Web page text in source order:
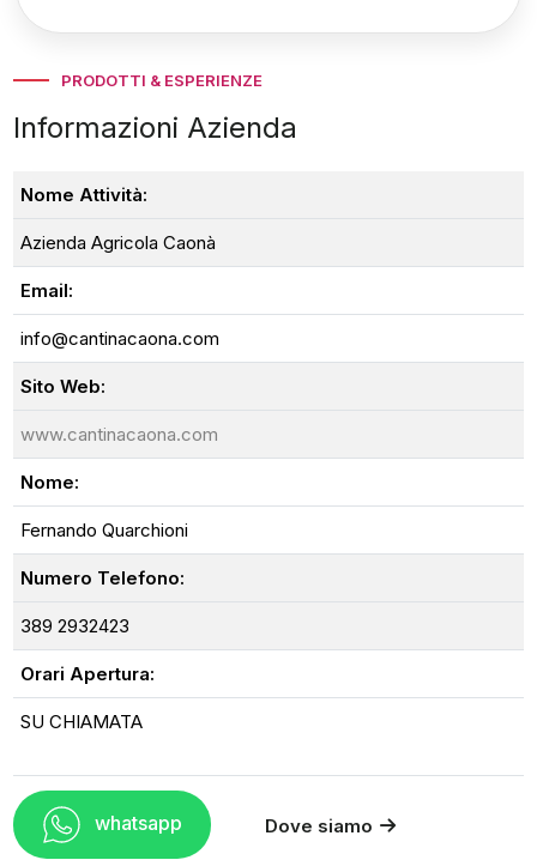
PRODOTTI & ESPERIENZE
Informazioni Azienda
Nome Attività:
Azienda Agricola Caonà
Email:
info@cantinacaona.com
Sito Web:
www.cantinacaona.com
Nome:
Fernando Quarchioni
Numero Telefono:
389 2932423
Orari Apertura:
SU CHIAMATA
whatsapp Dove siamo